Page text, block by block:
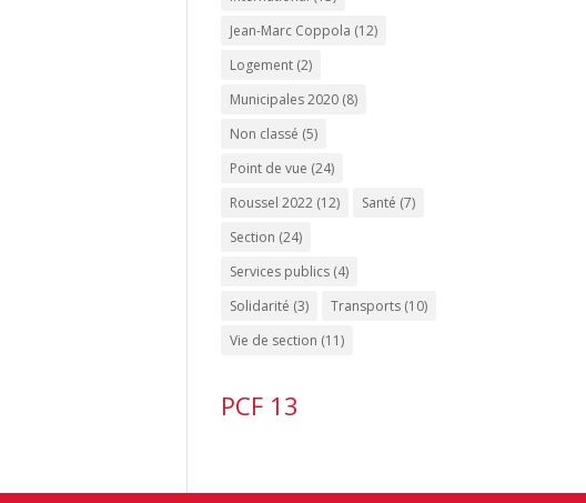
Jean-Marc Coppola (12)
Logement (2)
Municipales 2020 (8)
Non classé (5)
Point de vue (24)
Roussel 2022 (12) Santé (7)
Section (24)
Services publics (4)
Solidarité (3) Transports (10)
Vie de section (11)
PCF 13